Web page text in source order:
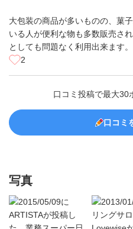
大包装の商品が多いものの、菓
いる人が便利な物も多数販売さ
としても問題なく利用出来ます。
2
口コミ投稿で最大30
口コミ
写真